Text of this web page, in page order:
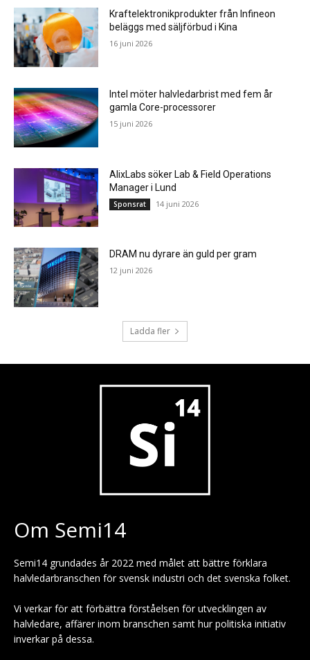
Kraftelektronikprodukter från Infineon
beläggs med säljförbud i Kina
16 juni 2026
Intel möter halvledarbrist med fem år
gamla Core-processorer
15 juni 2026
AlixLabs söker Lab & Field Operations
Manager i Lund
Sponsrat 14 juni 2026
DRAM nu dyrare än guld per gram
12 juni 2026
Ladda fler
Om Semi14
Semi14 grundades år 2022 med målet att bättre förklara
halvledarbranschen för svensk industri och det svenska folket.
Vi verkar för att förbättra förståelsen för utvecklingen av
halvledare, affärer inom branschen samt hur politiska initiativ
inverkar på dessa.